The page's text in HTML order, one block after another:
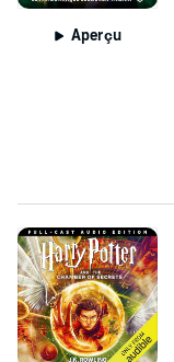
Aperçu